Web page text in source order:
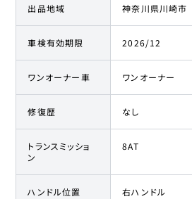
出品地域 神奈川県川崎市
車検有効期限 2026/12
ワンオーナー車 ワンオーナー
修復歴 なし
トランスミッショ
ン
8AT
ハンドル位置 右ハンドル